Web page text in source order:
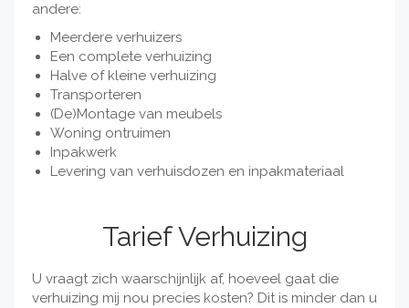
andere:
Meerdere verhuizers
Een complete verhuizing
Halve of kleine verhuizing
Transporteren
(De)Montage van meubels
Woning ontruimen
Inpakwerk
Levering van verhuisdozen en inpakmateriaal
Tarief Verhuizing
U vraagt zich waarschijnlijk af, hoeveel gaat die
verhuizing mij nou precies kosten? Dit is minder dan u